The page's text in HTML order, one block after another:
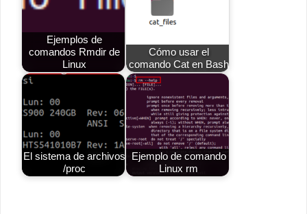
Ejemplos de
comandos Rmdir de
Linux
Cómo usar el
comando Cat en Bash
El sistema de archivos
/proc
Ejemplo de comando
Linux rm